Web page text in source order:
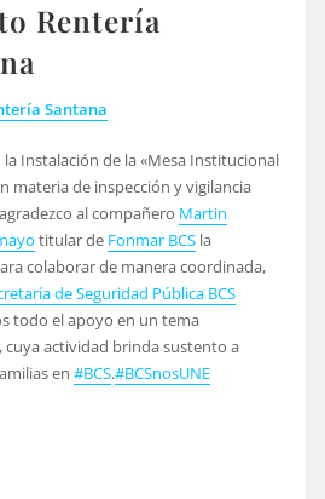
Rentería
Santana
la Instalación de la «Mesa Institucional
materia de inspección y vigilancia
al compañero Martin
titular de Fonmar BCS la
colaborar de manera coordinada,
de Seguridad Pública BCS
todo el apoyo en un tema
actividad brinda sustento a
en#BCS.#BCSnosUNE